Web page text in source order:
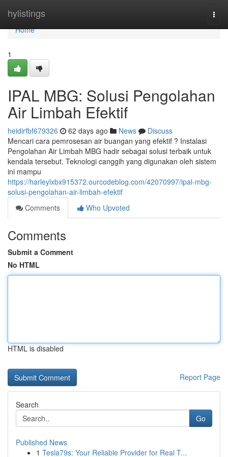
hylistings
Home
Home
1
IPAL MBG: Solusi Pengolahan
Air Limbah Efektif
heidirfbf679326 62 days ago News
Discuss
Mencari cara pemrosesan air buangan yang efektif ? Instalasi
Pengolahan Air Limbah MBG hadir sebagai solusi terbaik untuk
kendala tersebut. Teknologi canggih yang digunakan oleh sistem
ini mampu
https://harleylxbx915372.ourcodeblog.com/42070997/ipal-mbg-
solusi-pengolahan-air-limbah-efektif
Comments
Who Upvoted
Comments
Submit a Comment
No HTML
HTML is disabled
Report Page
Search
Go
Published News
1 Tesla79s: Your Reliable Provider for Real T...